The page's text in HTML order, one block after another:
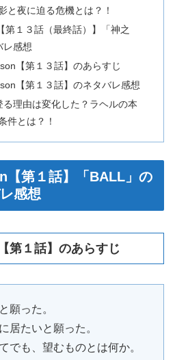
と夜に迫る危機とは？！
第１３話（最終話）】「神之
レ感想
【第１３話】のあらすじ
【第１３話】のネタバレ感想
る理由は変化した？ラヘルの本
件とは？！
【第１話】「BALL」の
感想
第１話】のあらすじ
願った。
居たいと願った。
でも、望むものとは何か。